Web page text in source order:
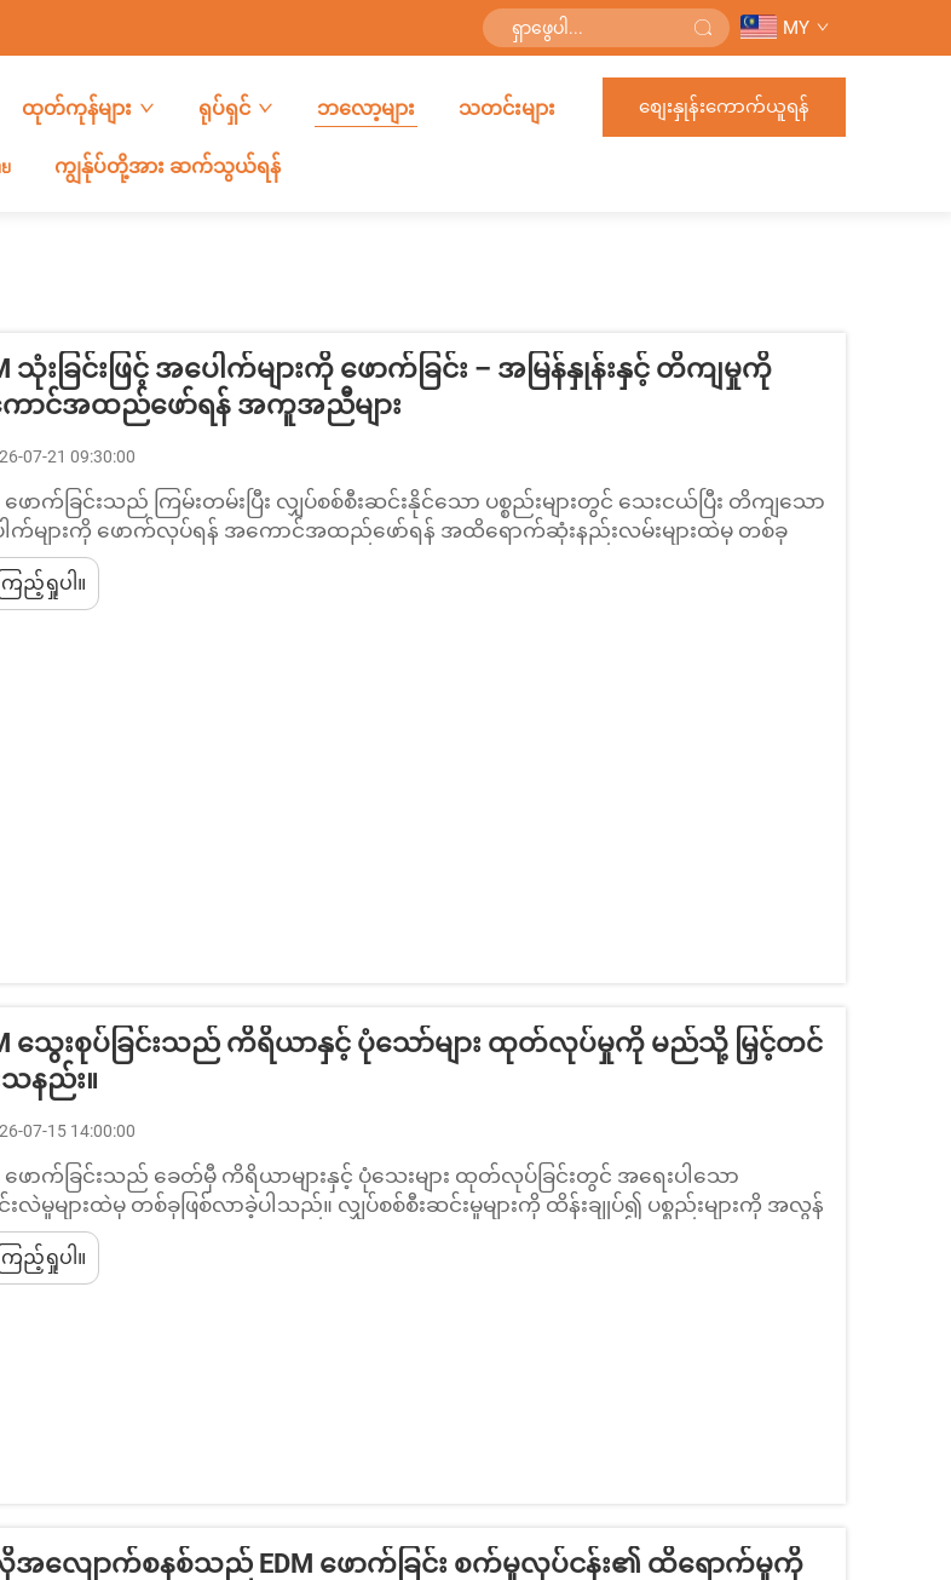
MY
ထုတ်ကုန်များ ရုပ်ရှင် ဘလော့များ သတင်းများ
ကျွန်ုပ်တို့အား ဆက်သွယ်ရန်
စျေးနှုန်းကောက်ယူရန်
သုံးခြင်းဖြင့် အပေါက်များကို ဖောက်ခြင်း – အမြန်နှုန်းနှင့် တိကျမှုကို
ာင်အထည်ဖော်ရန် အကူအညီများ
07-21 09:30:00
ဖောက်ခြင်းသည် ကြမ်းတမ်းပြီး လျှပ်စစ်စီးဆင်းနိုင်သော ပစ္စည်းများတွင် သေးငယ်ပြီး တိကျသော
က်များကို ဖောက်လုပ်ရန် အကောင်အထည်ဖော်ရန် အထိရောက်ဆုံးနည်းလမ်းများထဲမှ တစ်ခု
ည်။ သင်သည် မီးဖိုသုံးသံမှုန်ကြမ်း၊ တိတေနီယမ် သို့မဟုတ် အထူးအမျိုးအစားများကို အသုံးပြုနေ
EDM ဖောက်ခြင်းသည် သမုိင်းမှီ ယန္တရားများဖြင့် ရရှိနိုင်သည့် တိကျမှုကို ပေးစေပါသည်။
ြည့်ရှုပါ။
သွေးစုပ်ခြင်းသည် ကိရိယာနှင့် ပုံသော်များ ထုတ်လုပ်မှုကို မည်သို့ မြှင့်တင်
သနည်း။
07-15 14:00:00
ဖောက်ခြင်းသည် ခေတ်မှီ ကိရိယာများနှင့် ပုံသေးများ ထုတ်လုပ်ခြင်းတွင် အရေးပါသော
င်းလဲမှုများထဲမှ တစ်ခုဖြစ်လာခဲ့ပါသည်။ လျှပ်စစ်စီးဆင်းမှုများကို ထိန်းချုပ်၍ ပစ္စည်းများကို အလွန်
ာ ဖျက်ဆီးခြင်းဖြင့် EDM ဖောက်ခြင်းသည် သမုိင်းမှီ ယန္တရားများဖြင့် ရရှိနိုင်သည့် အင်္ဂါရပ်များ
တ်လုပ်နေသည့် ထုတ်လုပ်သူများအား အကူအညီပေးပါသည်။
ြည့်ရှုပါ။
လျောက်စနစ်သည် EDM ဖောက်ခြင်း စက်မှုလုပ်ငန်း၏ ထိရောက်မှုကို